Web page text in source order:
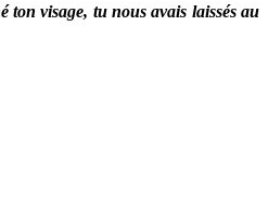
ton visage, tu nous avais laissés au